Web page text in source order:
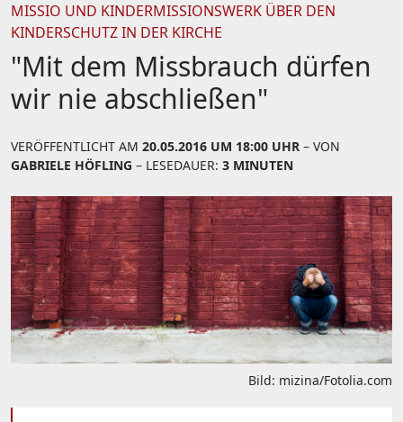
MISSIO UND KINDERMISSIONSWERK ÜBER DEN
KINDERSCHUTZ IN DER KIRCHE
"Mit dem Missbrauch dürfen
wir nie abschließen"
VERÖFFENTLICHT AM 20.05.2016 UM 18:00 UHR – VON
GABRIELE HÖFLING – LESEDAUER: 3 MINUTEN
Bild: mizina/Fotolia.com